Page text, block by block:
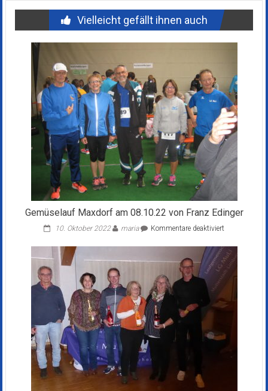
Vielleicht gefällt ihnen auch
Gemüselauf Maxdorf am 08.10.22 von Franz Edinger
10. Oktober 2022 maria Kommentare deaktiviertfür
Maxdorf
am
08.10.22
Edinger